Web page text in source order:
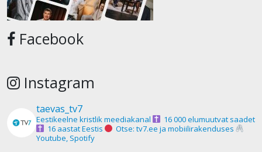
Facebook
Instagram
taevas_tv7
Eestikeelne kristlik meediakanal
16 000 elumuutvat saadet
16 aastat Eestis
Otse: tv7.ee ja mobiilirakenduses
Youtube, Spotify